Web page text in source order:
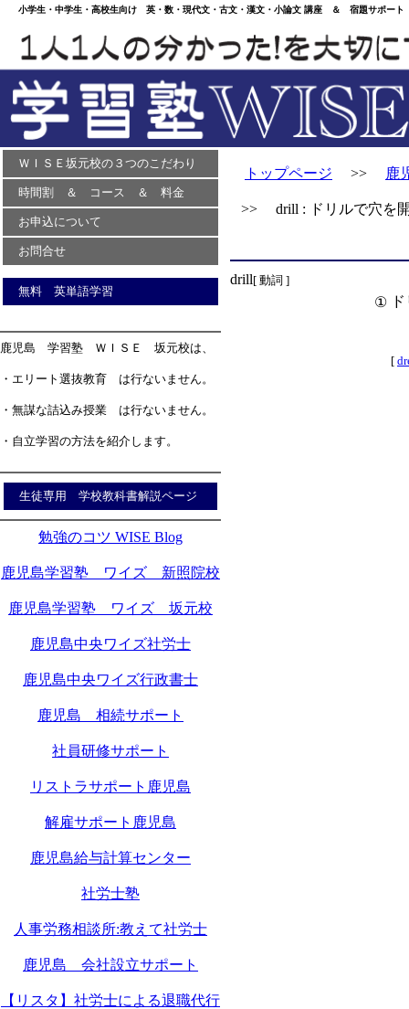
小学生・中学生・高校生向け 英・数・現代文・古文・漢文・小論文 講座 ＆ 宿題サポー
ＷＩＳＥ坂元校の３つのこだわり
時間割 ＆ コース ＆ 料金
お申込について
お問合せ
無料 英単語学習
鹿児島 学習塾 ＷＩＳＥ 坂元校は、
・エリート選抜教育 は行ないません。
・無謀な詰込み授業 は行ないません。
・自立学習の方法を紹介します。
生徒専用 学校教科書解説ページ
勉強のコツ WISE Blog
鹿児島学習塾 ワイズ 新照院校
鹿児島学習塾 ワイズ 坂元校
鹿児島中央ワイズ社労士
鹿児島中央ワイズ行政書士
鹿児島 相続サポート
社員研修サポート
リストラサポート鹿児島
解雇サポート鹿児島
鹿児島給与計算センター
社労士塾
人事労務相談所:教えて社労士
鹿児島 会社設立サポート
【リスタ】社労士による退職代行
トップページ >> 鹿
>> drill : ドリルで穴を
drill[ 動詞 ]
①
[